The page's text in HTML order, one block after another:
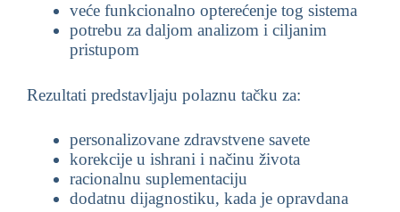
veće funkcionalno opterećenje tog sistema
potrebu za daljom analizom i ciljanim
pristupom
Rezultati predstavljaju polaznu tačku za:
personalizovane zdravstvene savete
korekcije u ishrani i načinu života
racionalnu suplementaciju
dodatnu dijagnostiku, kada je opravdana